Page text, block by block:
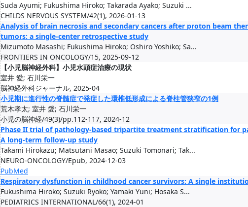
Suda Ayumi; Fukushima Hiroko; Takarada Ayako; Suzuki ...
CHILDS NERVOUS SYSTEM/42(1), 2026-01-13
Analysis of brain necrosis and secondary cancers after proton beam
tumors: a single-center retrospective study
Mizumoto Masashi; Fukushima Hiroko; Oshiro Yoshiko; Sa...
FRONTIERS IN ONCOLOGY/15, 2025-09-12
【小児脳神経外科】小児水頭症治療の現状
室井 愛; 石川栄一
脳神経外科ジャーナル, 2025-04
小児期に進行性の脊髄症で発症した環椎低形成による脊柱管狭窄の1例
荒木孝太; 室井 愛; 石川栄一
小児の脳神経/49(3)/pp.112-117, 2024-12
Phase II trial of pathology-based tripartite treatment stratification for
A long-term follow-up study
Takami Hirokazu; Matsutani Masao; Suzuki Tomonari; Tak...
NEURO-ONCOLOGY/Epub, 2024-12-03
PubMed
Respiratory dysfunction in childhood cancer survivors: A single
Fukushima Hiroko; Suzuki Ryoko; Yamaki Yuni; Hosaka S...
PEDIATRICS INTERNATIONAL/66(1), 2024-01